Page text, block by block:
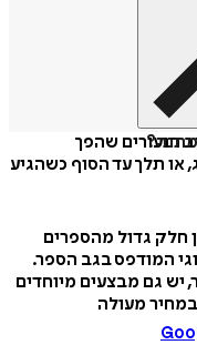
הנעורים שהפך
או תלך עד הסוף כשהגיע
חלק גדול מהספרים
המודפס בגב הספר.
יש גם מבצעים מיוחדים
במחיר מעולה